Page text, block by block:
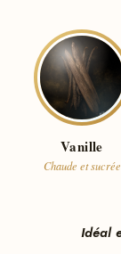
Vanille
Chaude et sucrée
Idéal